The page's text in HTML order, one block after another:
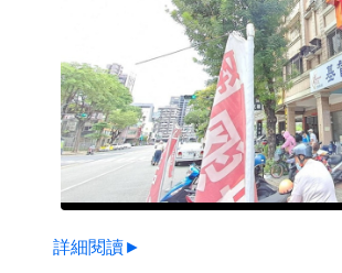
詳細閱讀►